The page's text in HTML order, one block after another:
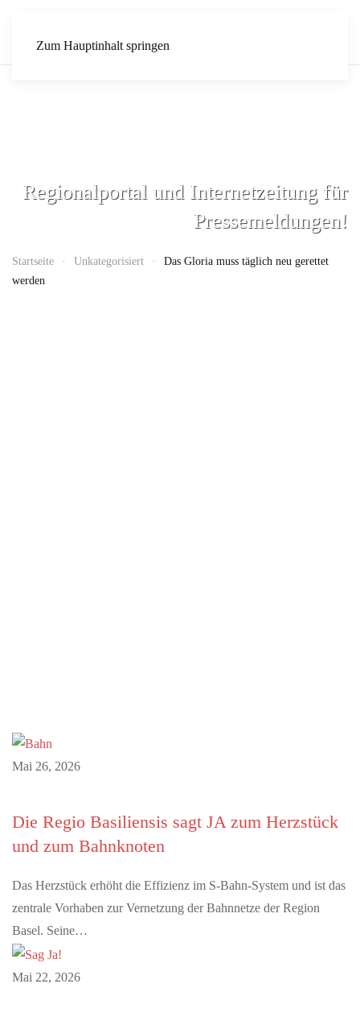
Zum Hauptinhalt springen
Regionalportal und Internetzeitung für
Pressemeldungen!
Startseite Unkategorisiert
Das Gloria muss täglich neu gerettet
werden
Mai 26, 2026
Die Regio Basiliensis sagt JA zum Herzstück
und zum Bahnknoten
Das Herzstück erhöht die Effizienz im S-Bahn-System und ist das
zentrale Vorhaben zur Vernetzung der Bahnnetze der Region
Basel. Seine…
Mai 22, 2026